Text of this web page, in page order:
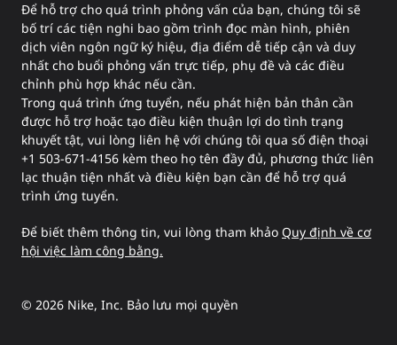
Để hỗ trợ cho quá trình phỏng vấn của bạn, chúng tôi sẽ
bố trí các tiện nghi bao gồm trình đọc màn hình, phiên
dịch viên ngôn ngữ ký hiệu, địa điểm dễ tiếp cận và duy
nhất cho buổi phỏng vấn trực tiếp, phụ đề và các điều
chỉnh phù hợp khác nếu cần.
Trong quá trình ứng tuyển, nếu phát hiện bản thân cần
được hỗ trợ hoặc tạo điều kiện thuận lợi do tình trạng
khuyết tật, vui lòng liên hệ với chúng tôi qua số điện thoại
+1 503-671-4156 kèm theo họ tên đầy đủ, phương thức liên
lạc thuận tiện nhất và điều kiện bạn cần để hỗ trợ quá
trình ứng tuyển.
Để biết thêm thông tin, vui lòng tham khảo Quy định về cơ
hội việc làm công bằng.
© 2026 Nike, Inc. Bảo lưu mọi quyền